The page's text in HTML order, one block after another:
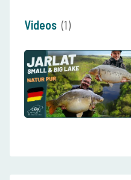
Videos (1)